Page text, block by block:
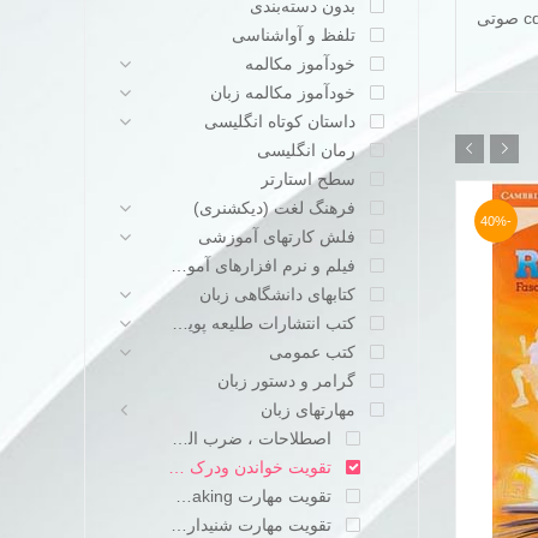
تواند باعث گسترش دایره لغت شما گردد هم می تواند به پیشرفت مهارت خواندن و درک مطلب کمک میکند.هم می توانید با گوش دادن به cd صوتی
-40%
بدون دسته‌بندی
تلفظ و آواشناسی
خودآموز مکالمه
خودآموز مکالمه زبان
داستان کوتاه انگلیسی
رمان انگلیسی
سطح استارتر
فرهنگ لغت (دیکشنری)
فلش کارتهای آموزشی
فیلم و نرم افزارهای آموزشی
کتابهای دانشگاهی زبان
کتب انتشارات طلیعه پویش
کتب عمومی
گرامر و دستور زبان
مهارتهای زبان
اصطلاحات ، ضرب المثلها و عبارات عامیانه
تقویت خواندن ودرک مطلب Reading
تقویت مهارت speaking
تقویت مهارت شنیداری listening